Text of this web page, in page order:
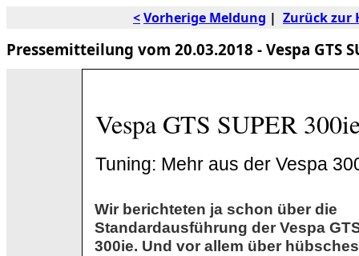
<Vorherige Meldung | Zurück zur
Pressemitteilung vom 20.03.2018 - Vespa GTS